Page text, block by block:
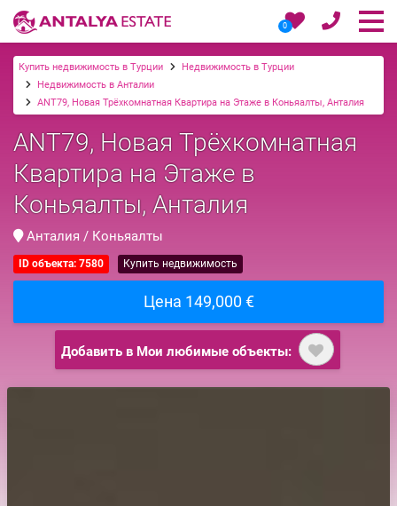
0
Купить недвижимость в Турции
Недвижимость в Турции
Недвижимость в Анталии
ANT79, Новая Трёхкомнатная Квартира на Этаже в Коньяалты, Анталия
ANT79, Новая Трёхкомнатная
Квартира на Этаже в
Коньяалты, Анталия
Анталия / Коньяалты
ID объекта: 7580 Купить недвижимость
Цена 149,000 €
Добавить в Мои любимые объекты: